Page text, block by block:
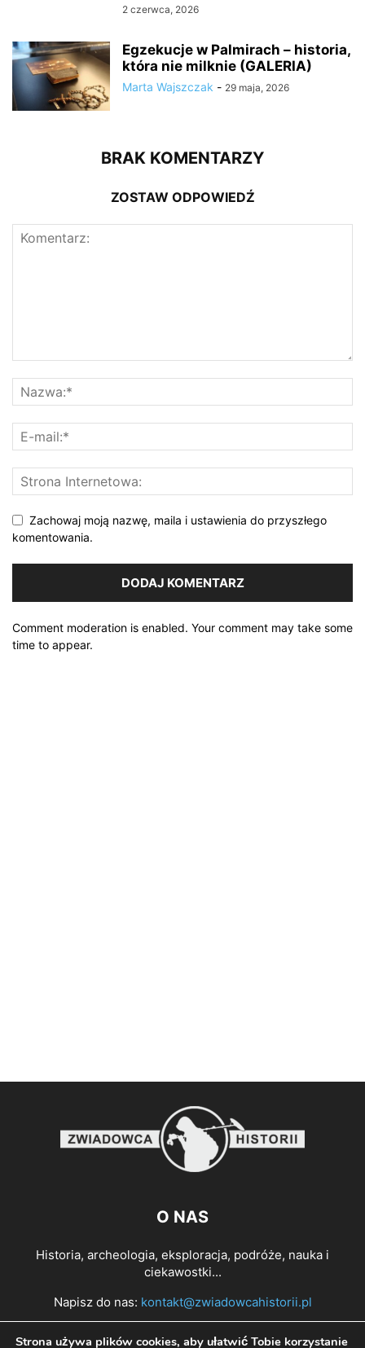
2 czerwca, 2026
Egzekucje w Palmirach – historia,
która nie milknie (GALERIA)
Marta Wajszczak - 29 maja, 2026
BRAK KOMENTARZY
ZOSTAW ODPOWIEDŹ
Zachowaj moją nazwę, maila i ustawienia do przyszłego
komentowania.
Comment moderation is enabled. Your comment may take some
time to appear.
O NAS
Historia, archeologia, eksploracja, podróże, nauka i
ciekawostki...
Napisz do nas: kontakt@zwiadowcahistorii.pl
Strona używa plików cookies, aby ułatwić Tobie korzystanie